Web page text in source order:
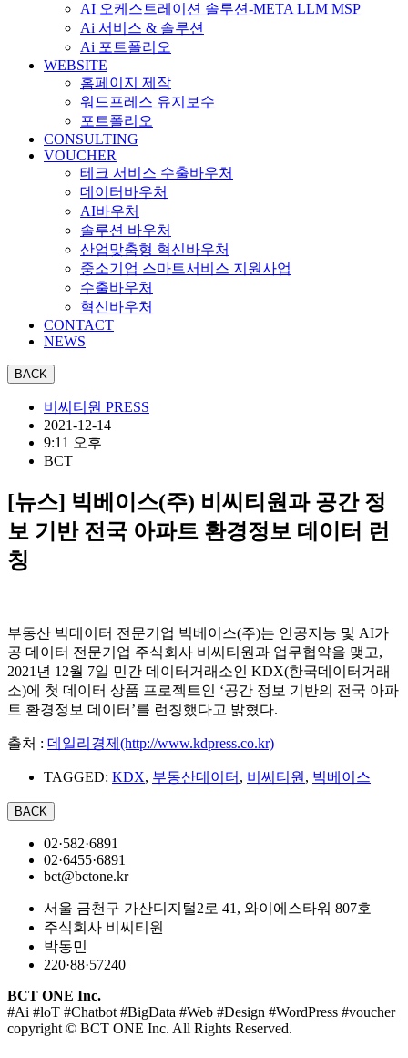
AI 오케스트레이션 솔루션-META LLM MSP
Ai 서비스 & 솔루션
Ai 포트폴리오
WEBSITE
홈페이지 제작
워드프레스 유지보수
포트폴리오
CONSULTING
VOUCHER
테크 서비스 수출바우처
데이터바우처
AI바우처
솔루션 바우처
산업맞춤형 혁신바우처
중소기업 스마트서비스 지원사업
수출바우처
혁신바우처
CONTACT
NEWS
비씨티원 PRESS
2021-12-14
9:11 오후
BCT
[뉴스] 빅베이스(주) 비씨티원과 공간 정
보 기반 전국 아파트 환경정보 데이터 런
칭
부동산 빅데이터 전문기업 빅베이스(주)는 인공지능 및 AI가
공 데이터 전문기업 주식회사 비씨티원과 업무협약을 맺고,
2021년 12월 7일 민간 데이터거래소인 KDX(한국데이터거래
소)에 첫 데이터 상품 프로젝트인 ‘공간 정보 기반의 전국 아파
트 환경정보 데이터’를 런칭했다고 밝혔다.
출처 : 데일리경제(http://www.kdpress.co.kr)
TAGGED: KDX, 부동산데이터 , 비씨티원 , 빅베이스
02·582·6891
02·6455·6891
bct@bctone.kr
서울 금천구 가산디지털2로 41, 와이에스타워 807호
주식회사 비씨티원
박동민
220·88·57240
BCT ONE Inc.
#Ai #loT #Chatbot #BigData #Web #Design #WordPress #voucher
copyright © BCT ONE Inc. All Rights Reserved.